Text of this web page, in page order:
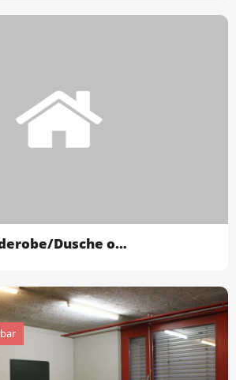
Säriswil - Garderobe/Dusche ohne Turnhallen + Auss